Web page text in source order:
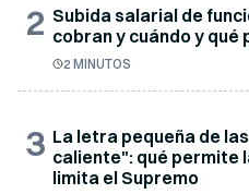
2 Subida salarial de
cobran y cuándo y qué
2 MINUTOS
3 La letra pequeña de
caliente": qué permite
limita el Supremo